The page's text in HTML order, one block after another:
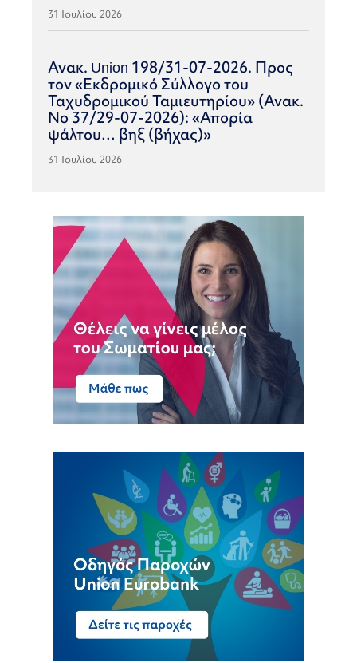
31 Ιουλίου 2026
Ανακ. Union 198/31-07-2026. Προς
τον «Εκδρομικό Σύλλογο του
Ταχυδρομικού Ταμιευτηρίου» (Ανακ.
Νο 37/29-07-2026): «Απορία
ψάλτου… βηξ (βήχας)»
31 Ιουλίου 2026